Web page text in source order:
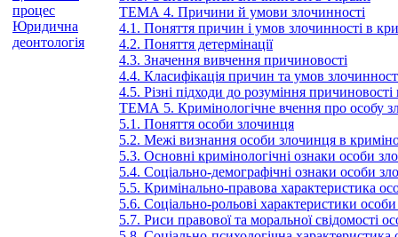
процес
Юридична
деонтологія
ТЕМА 4. Причини й умови злочинності
4.1. Поняття причин і умов злочинності в
4.2. Поняття детермінації
4.3. Значення вивчення причиновості
4.4. Класифікація причин та умов
4.5. Різні підходи до розуміння причиновості
ТЕМА 5. Кримінологічне вчення про особу
5.1. Поняття особи злочинця
5.2. Межі визнання особи злочинця в
5.3. Основні кримінологічні ознаки особи
5.4. Соціально-демографічні ознаки особи
5.5. Кримінально-правова характеристика
5.6. Соціально-рольові характеристики
5.7. Риси правової та моральної свідомості